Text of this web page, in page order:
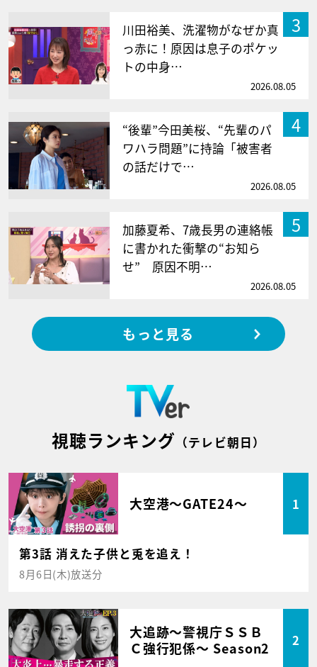
3
川田裕美、洗濯物がなぜか真
っ赤に！原因は息子のポケッ
トの中身…
2026.08.05
4
“後輩”今田美桜、“先輩のパ
ワハラ問題”に持論「被害者
の話だけで…
2026.08.05
5
加藤夏希、7歳長男の連絡帳
に書かれた衝撃の“お知ら
せ” 原因不明…
2026.08.05
もっと見る
視聴ランキング （テレビ朝日）
大空港～GATE24～ 1
第3話 消えた子供と兎を追え！
8月6日(木)放送分
大追跡～警視庁ＳＳＢ
Ｃ強行犯係～ Season2
2